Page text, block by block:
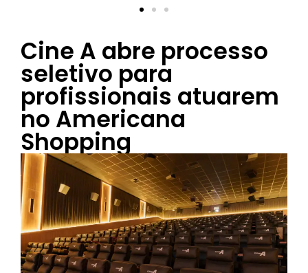
Cine A abre processo
seletivo para
profissionais atuarem
no Americana
Shopping